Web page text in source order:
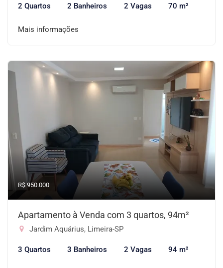
2 Quartos 2 Banheiros 2 Vagas 70 m²
Mais informações
R$ 950.000
Apartamento à Venda com 3 quartos, 94m²
Jardim Aquárius, Limeira-SP
3 Quartos 3 Banheiros 2 Vagas 94 m²